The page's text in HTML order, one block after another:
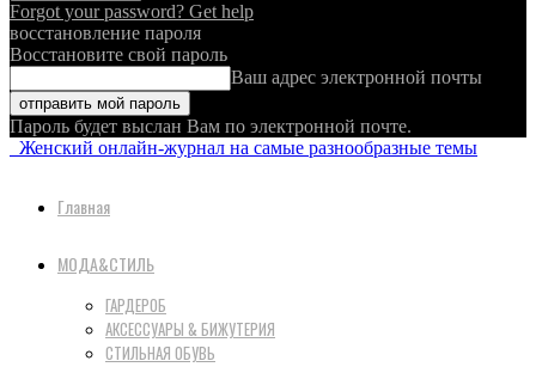
Forgot your password? Get help
восстановление пароля
Восстановите свой пароль
Ваш адрес электронной почты
Пароль будет выслан Вам по электронной почте.
Женский онлайн-журнал на самые разнообразные темы
Главная
МОДА&СТИЛЬ
ГАРДЕРОБ
АКСЕССУАРЫ & БИЖУТЕРИЯ
СТИЛЬНАЯ ОБУВЬ